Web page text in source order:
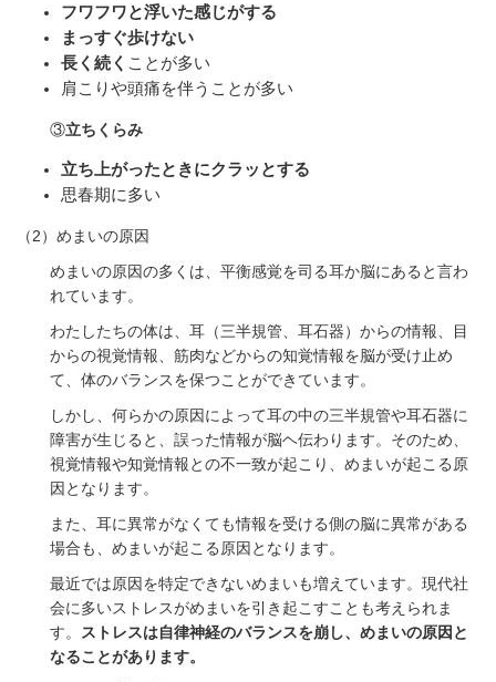
フワフワと浮いた感じがする
まっすぐ歩けない
長く続く ことが多い
肩こりや頭痛を伴うことが多い
③立ちくらみ
立ち上がったときにクラッとする
思春期に多い
（2）めまいの原因
めまいの原因の多くは、平衡感覚を司る耳か脳にあると言わ
れています。
わたしたちの体は、耳（三半規管、耳石器）からの情報、目
からの視覚情報、筋肉などからの知覚情報を脳が受け止め
て、体のバランスを保つことができています。
しかし、何らかの原因によって耳の中の三半規管や耳石器に
障害が生じると、誤った情報が脳ヘ伝わります。そのため、
視覚情報や知覚情報との不一致が起こり、めまいが起こる原
因となります。
また、耳に異常がなくても情報を受ける側の脳に異常がある
場合も、めまいが起こる原因となります。
最近では原因を特定できないめまいも増えています。現代社
会に多いストレスがめまいを引き起こすことも考えられま
す。 ストレスは自律神経のバランスを崩し、めまいの原因と
なることがあります。